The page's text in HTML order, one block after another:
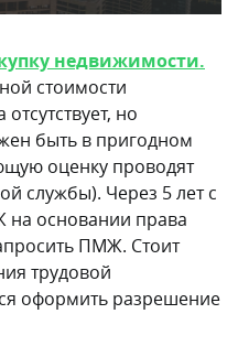
недвижимости.
стоимости
но
быть в пригодном
оценку проводят
службы). Через 5 лет с
основании права
ПМЖ. Стоит
трудовой
оформить разрешение